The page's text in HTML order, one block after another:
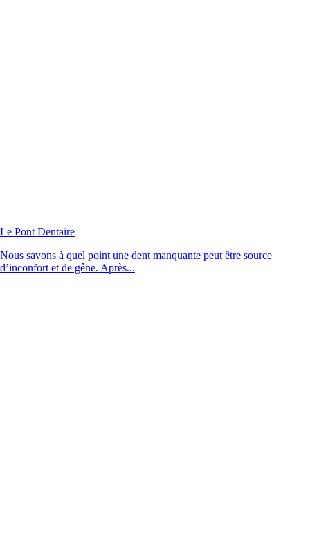
Le Pont Dentaire
Nous savons à quel point une dent manquante peut être source
d’inconfort et de gêne. Après...